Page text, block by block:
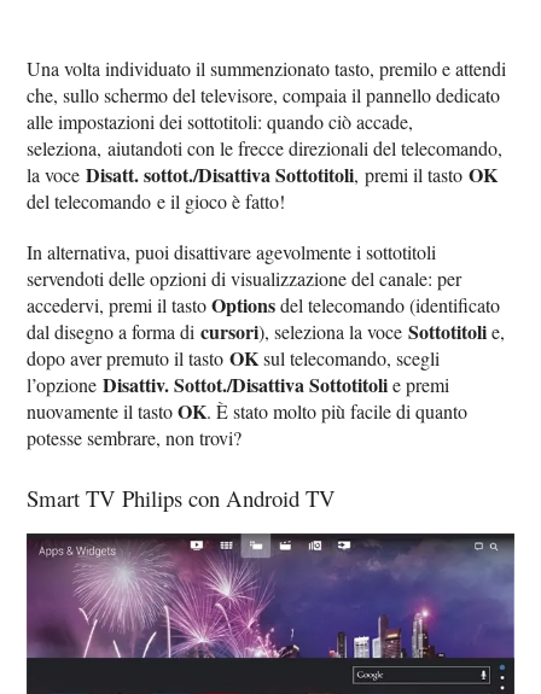
Una volta individuato il summenzionato tasto, premilo e attendi
che, sullo schermo del televisore, compaia il pannello dedicato
alle impostazioni dei sottotitoli: quando ciò accade,
seleziona, aiutandoti con le frecce direzionali del telecomando,
la voceDisatt. sottot./Disattiva Sottotitoli, premi il tastoOK
del telecomando e il gioco è fatto!
In alternativa, puoi disattivare agevolmente i sottotitoli
servendoti delle opzioni di visualizzazione del canale: per
accedervi, premi il tastoOptionsdel telecomando (identificato
dal disegno a forma dicursori), seleziona la voceSottotitolie,
dopo aver premuto il tastoOKsul telecomando, scegli
l’opzioneDisattiv. Sottot./Disattiva Sottotitolie premi
nuovamente il tastoOK. È stato molto più facile di quanto
potesse sembrare, non trovi?
Smart TV Philips con Android TV